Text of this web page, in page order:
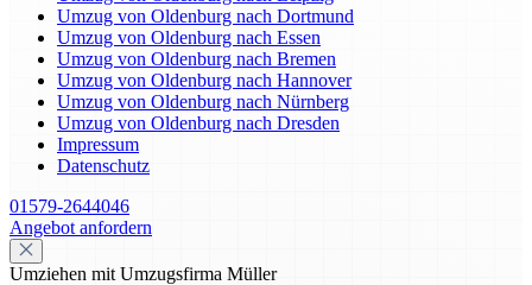
Umzug von Oldenburg nach Dortmund
Umzug von Oldenburg nach Essen
Umzug von Oldenburg nach Bremen
Umzug von Oldenburg nach Hannover
Umzug von Oldenburg nach Nürnberg
Umzug von Oldenburg nach Dresden
Impressum
Datenschutz
01579-2644046
Angebot anfordern
Umziehen mit Umzugsfirma Müller